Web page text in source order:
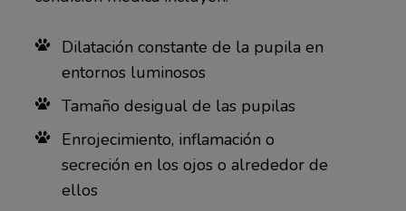
Dilatación constante de la pupila en
entornos luminosos
Tamaño desigual de las pupilas
Enrojecimiento, inflamación o
secreción en los ojos o alrededor de
ellos